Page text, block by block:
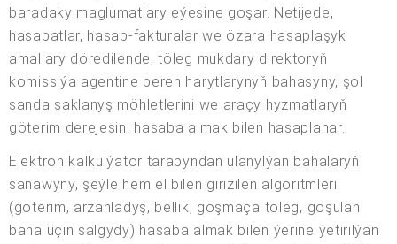
baradaky maglumatlary eýesine goşar. Netijede,
hasabatlar, hasap-fakturalar we özara hasaplaşyk
amallary döredilende, töleg mukdary direktoryň
komissiýa agentine beren harytlarynyň bahasyny, şol
sanda saklanyş möhletlerini we araçy hyzmatlaryň
göterim derejesini hasaba almak bilen hasaplanar.
Elektron kalkulýator tarapyndan ulanylýan bahalaryň
sanawyny, şeýle hem el bilen girizilen algoritmleri
(göterim, arzanladyş, bellik, goşmaça töleg, goşulan
baha üçin salgydy) hasaba almak bilen ýerine ýetirilýän